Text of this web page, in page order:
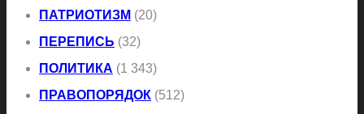
ПАТРИОТИЗМ (20)
ПЕРЕПИСЬ (32)
ПОЛИТИКА (1 343)
ПРАВОПОРЯДОК (512)